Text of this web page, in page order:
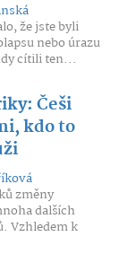
že jste byli
nebo úrazu
cítili ten...
Češi
kdo to
změny
dalších
Vzhledem k